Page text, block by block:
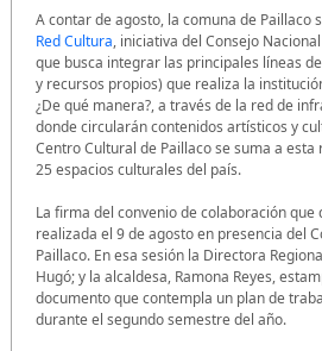
A contar de agosto, la comuna de Paillaco
Red Cultura, iniciativa del Consejo
que busca integrar las principales líneas
y recursos propios) que realiza la
¿De qué manera?, a través de la red de
donde circularán contenidos artísticos y
Centro Cultural de Paillaco se suma a
25 espacios culturales del país.
La firma del convenio de colaboración que
realizada el 9 de agosto en presencia del
Paillaco. En esa sesión la Directora
Hugó; y la alcaldesa, Ramona Reyes,
documento que contempla un plan de
durante el segundo semestre del año.